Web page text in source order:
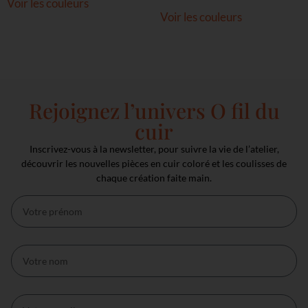
Voir les couleurs
Voir les couleurs
Rejoignez l’univers O fil du
cuir
Inscrivez-vous à la newsletter, pour suivre la vie de l’atelier,
découvrir les nouvelles pièces en cuir coloré et les coulisses de
chaque création faite main.